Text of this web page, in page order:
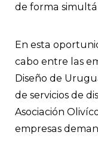
de forma
En esta
cabo entre las
Diseño de
de servicios de
Asociación
empresas